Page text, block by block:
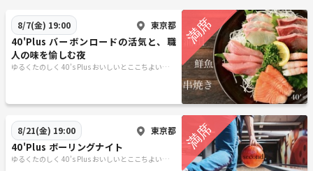
8/7(金) 19:00 東京都
40'Plus バーボンロードの活気と、職
人の味を愉しむ夜
ゆるくたのしく 40’s Plus おいしいとここちよい時間
8/21(金) 19:00 東京都
40'Plus ボーリングナイト
ゆるくたのしく 40’s Plus おいしいとここちよい時間